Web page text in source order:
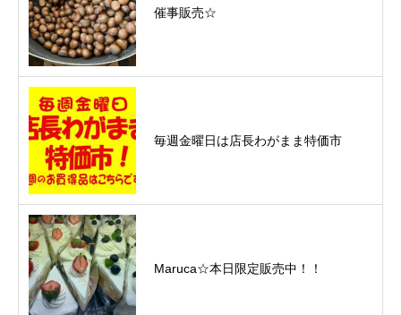
催事販売☆
毎週金曜日は店長わがまま特価市
Maruca☆本日限定販売中！！